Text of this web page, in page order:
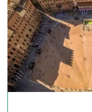
ricca di storia.
dominata dalle
medievali, che